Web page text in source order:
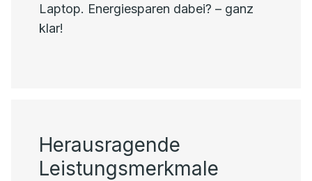
Laptop. Energiesparen dabei? – ganz
klar!
Herausragende
Leistungsmerkmale